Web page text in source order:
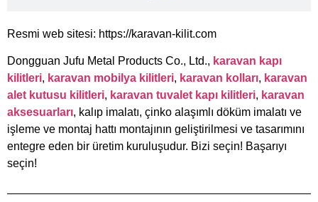
Resmi web sitesi: https://karavan-kilit.com
Dongguan Jufu Metal Products Co., Ltd., karavan kapı
kilitleri, karavan mobilya kilitleri, karavan kolları, karavan
alet kutusu kilitleri, karavan tuvalet kapı kilitleri, karavan
aksesuarları, kalıp imalatı, çinko alaşımlı döküm imalatı ve
işleme ve montaj hattı montajının geliştirilmesi ve tasarımını
entegre eden bir üretim kuruluşudur. Bizi seçin! Başarıyı
seçin!